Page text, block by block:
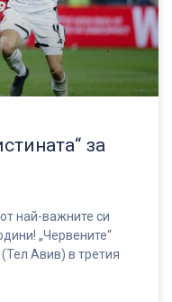
за
най-важните си
„Червените“
Авив) в третия